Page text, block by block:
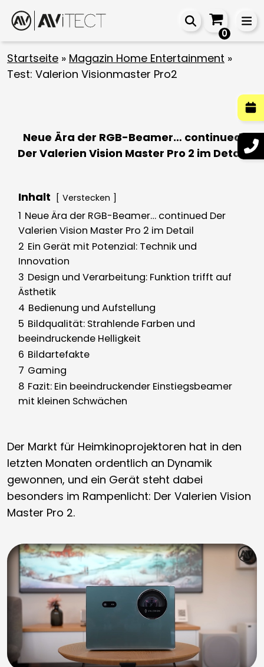
0
Startseite » Magazin Home Entertainment »
Test: Valerion Visionmaster Pro2
Neue Ära der RGB-Beamer… continued
Der Valerien Vision Master Pro 2 im Detail
Inhalt Verstecken
1 Neue Ära der RGB-Beamer… continued Der
Valerien Vision Master Pro 2 im Detail
2 Ein Gerät mit Potenzial: Technik und
Innovation
3 Design und Verarbeitung: Funktion trifft auf
Ästhetik
4 Bedienung und Aufstellung
5 Bildqualität: Strahlende Farben und
beeindruckende Helligkeit
6 Bildartefakte
7 Gaming
8 Fazit: Ein beeindruckender Einstiegsbeamer
mit kleinen Schwächen
Der Markt für Heimkinoprojektoren hat in den
letzten Monaten ordentlich an Dynamik
gewonnen, und ein Gerät steht dabei
besonders im Rampenlicht: Der Valerien Vision
Master Pro 2.